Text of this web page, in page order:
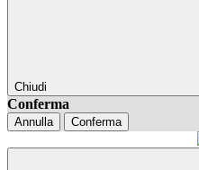
Chiudi
Conferma
Annulla Conferma